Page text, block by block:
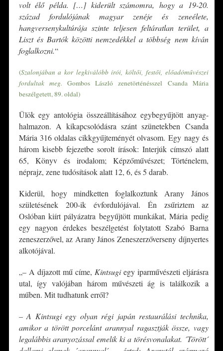
volt élő példa. […] kiderült számomra, hogy a 19-20.
század fordulójának magyar zenéje és zeneélete,
hangversenykultúrája szinte teljesen feltáratlan terület, a
Liszt és Bartók közötti nemzedékkel a többség nem kíván
foglalkozni.“
(Szalonjában a kor legkiválóbb írói, költői, festői, előadóművészei
fordultak meg. Gombos László zenetörténésszel Csanda Mária
beszélgetett, 89. oldal)
Ülök egy antológia összeállításához egybegyűjtött anyag-
halmazon. A kikapcsolódásra szánt szünetekben Csanda
Mária 316 oldalas cikkgyűjteményét olvasom. Egy nagy és
három kisebb fejezetbe sorolt írások: Interjúk címszó alatt
65, Könyv és irodalom; Képzőművészet; Történelem,
néprajz, zene tudósítások alatt 12, 6, és 5 darab.
Kiderül, hogy mindketten foglalkoztunk Arany János
születésének 200-ik évfordulójával. Én zsűriztem az
Oslóban kiírt pályázatra begyűjtött munkákat, Mária pedig
egy nagyon érdekes beszélgetést folytatott Szabó Barna
zeneszerzővel, az Arany János Zeneszerzőverseny díjnyertes
alkotójával.
„– A díjazott mű címe, Kintsugiegy iparművészeti eljárásra
utal, így valójában három művészeti ág is találkozik a
műben. Mit tudhatunk erről?
–A Kintsugi egy olyan régi japán restaurálási technika,
amikor a törött porcelánt arannyal ragasztják össze, vagy
legalábbis aranyozással emelik ki a törésvonalakat. ´Törött´